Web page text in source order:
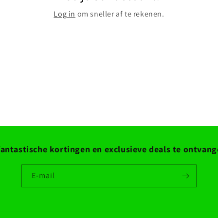
Log in om sneller af te rekenen.
kortingen en exclusieve deals te
E‑mail